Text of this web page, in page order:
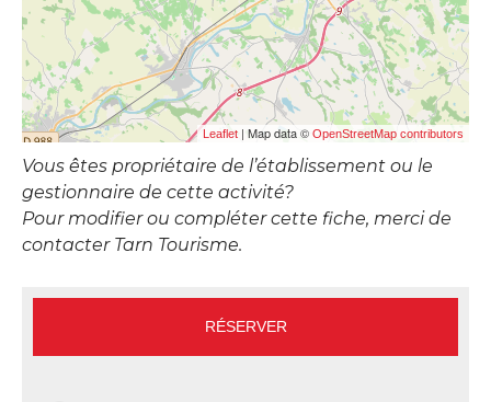
Leaflet | Map data © OpenStreetMap contributors
Vous êtes propriétaire de l’établissement ou le
gestionnaire de cette activité?
Pour modifier ou compléter cette fiche, merci de
contacter Tarn Tourisme.
RÉSERVER